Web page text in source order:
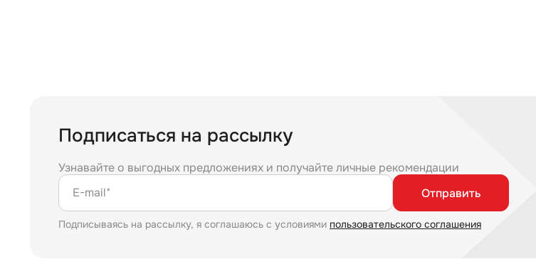
Подписаться на рассылку
Узнавайте о выгодных предложениях и получайте личные рекомендации
E-mail*
Отправить
Подписываясь на рассылку, я соглашаюсь с условиями пользовательского соглашения